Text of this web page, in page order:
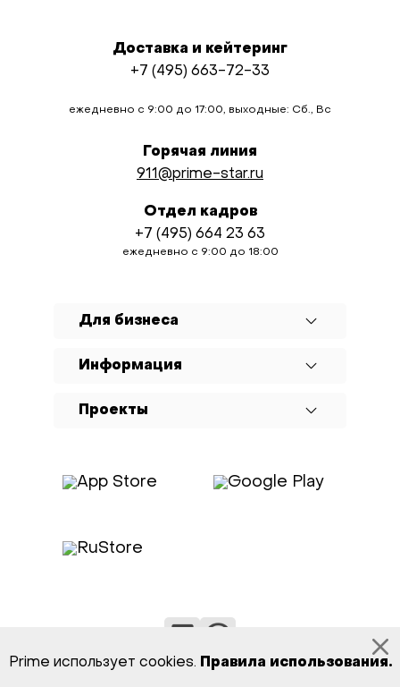
Для бизнеса
Информация
Проекты
Доставка и кейтеринг
+7 (495) 663-72-33
ежедневно с 9:00 до 17:00, выходные: Сб., Вс
Горячая линия
911@prime-star.ru
Отдел кадров
+7 (495) 664 23 63
ежедневно с 9:00 до 18:00
Prime использует cookies. Правила использования.